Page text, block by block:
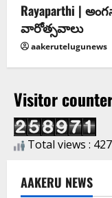
Rayaparthi |
వారోత్సవాలు
aakerutelugunews
Visitor
Total views :
AAKERU NEWS